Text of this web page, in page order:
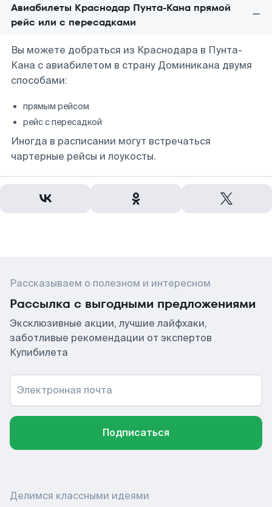
Авиабилеты Краснодар Пунта-Кана прямой
рейс или с пересадками
Вы можете добраться из Краснодара в Пунта-
Кана с авиабилетом в страну Доминикана двумя
способами:
прямым рейсом
рейс с пересадкой
Иногда в расписании могут встречаться
чартерные рейсы и лоукосты.
Рассказываем о полезном и интересном
Рассылка с выгодными предложениями
Эксклюзивные акции, лучшие лайфхаки,
заботливые рекомендации от экспертов
Купибилета
Электронная почта
Подписаться
Делимся классными идеями